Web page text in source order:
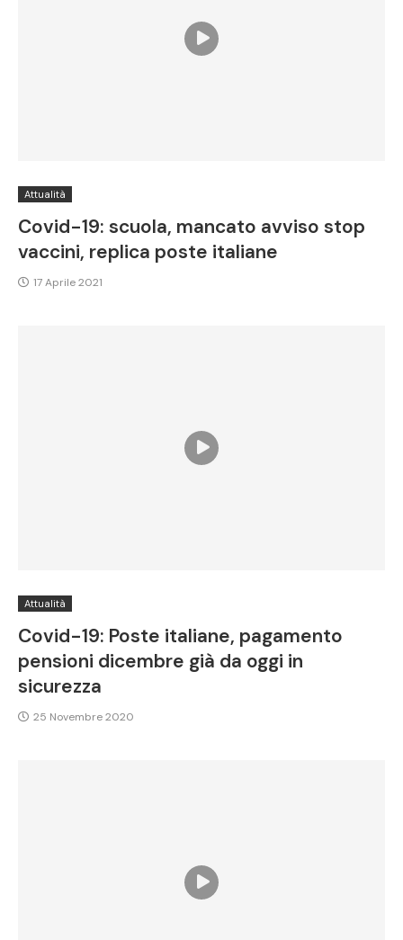
Attualità
Covid-19: scuola, mancato avviso stop
vaccini, replica poste italiane
17 Aprile 2021
Attualità
Covid-19: Poste italiane, pagamento
pensioni dicembre già da oggi in
sicurezza
25 Novembre 2020